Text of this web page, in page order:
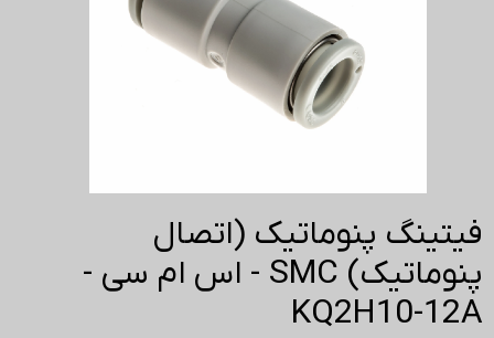
فیتینگ پنوماتیک (اتصال
پنوماتیک) SMC - اس ام سی -
KQ2H10-12A